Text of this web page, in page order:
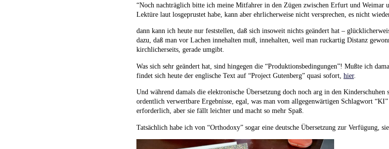
“Noch nachträglich bitte ich meine Mitfahrer in den Zügen zwischen Erfurt und Weimar
Lektüre laut losgeprustet habe, kann aber ehrlicherweise nicht versprechen, es nicht
dann kann ich heute nur feststellen, daß sich insoweit nichts geändert hat –
dazu, daß man vor Lachen innehalten muß, innehalten, weil man ruckartig Distanz
kirchlicherseits, gerade umgibt.
Was sich sehr geändert hat, sind hingegen die “Produktionsbedingungen”! Mußte ich
findet sich heute der englische Text auf “Project Gutenberg” quasi sofort, hier.
Und während damals die elektronische Übersetzung doch noch arg in den
ordentlich verwertbare Ergebnisse, egal, was man vom allgegenwärtigen Schlagwort
erforderlich, aber sie fällt leichter und macht so mehr Spaß.
Tatsächlich habe ich von “Orthodoxy” sogar eine deutsche Übersetzung zur Verfügung,